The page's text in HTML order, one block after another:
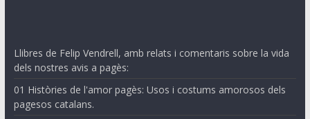
Llibres de Felip Vendrell, amb relats i comentaris sobre la vida
dels nostres avis a pagès:
01 Històries de l'amor pagès: Usos i costums amorosos dels
pagesos catalans.